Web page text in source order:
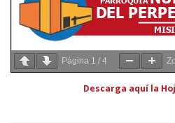
Página 1 / 4
Descarga aquí la